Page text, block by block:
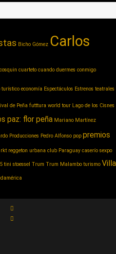
Bicho Gómez Carlos
cosquin cuarteto cuando duermes conmigo
turístico economía Espectáculos Estrenos teatrales
de Peña futttura world tour Lago de los Cisnes
paz: flor peña Mariano Martínez
Producciones Pedro Alfonso pop premios
rkt reggeton urbana club Paraguay caserío sexpo
tini stoessel Trum Trum Malambo turismo Villa